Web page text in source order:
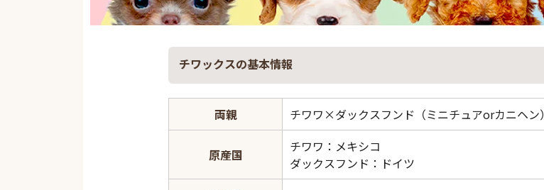
チワックスの基本情報
両親 チワワ×ダックスフンド（ミニチュアorカニヘン）
原産国
チワワ：メキシコ
ダックスフンド：ドイツ